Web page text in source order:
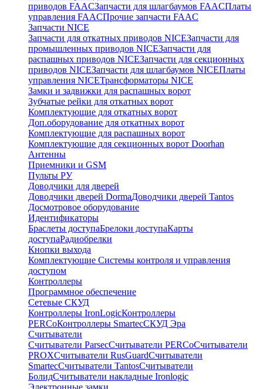
приводов FAACЗапчасти для шлагбаумов FAACПлаты
управления FAACПрочие запчасти FAAC
Запчасти NICE
Запчасти для откатных приводов NICEЗапчасти для
промышленных приводов NICEЗапчасти для
распашных приводов NICEЗапчасти для секционных
приводов NICEЗапчасти для шлагбаумов NICEПлаты
управления NICEТрансформаторы NICE
Замки и задвижки для распашных ворот
Зубчатые рейки для откатных ворот
Комплектующие для откатных ворот
Доп.оборудование для откатных ворот
Комплектующие для распашных ворот
Комплектующие для секционных ворот Doorhan
Антенны
Приемники и GSM
Пульты РУ
Доводчики для дверей
Доводчики дверей DormaДоводчики дверей Tantos
Досмотровое оборудование
Идентификаторы
Браслеты доступаБрелоки доступаКарты
доступаРадиобрелки
Кнопки выхода
Комплектующие Системы контроля и управления
доступом
Контроллеры
Программное обеспечение
Сетевые СКУД
Контроллеры IronLogicКонтроллеры
PERCoКонтроллеры SmartecСКУД Эра
Считыватели
Считыватели ParsecСчитыватели PERCoСчитыватели
PROXСчитыватели RusGuardСчитыватели
SmartecСчитыватели TantosСчитыватели
БолидСчитыватели накладные Ironlogic
Электронные замки